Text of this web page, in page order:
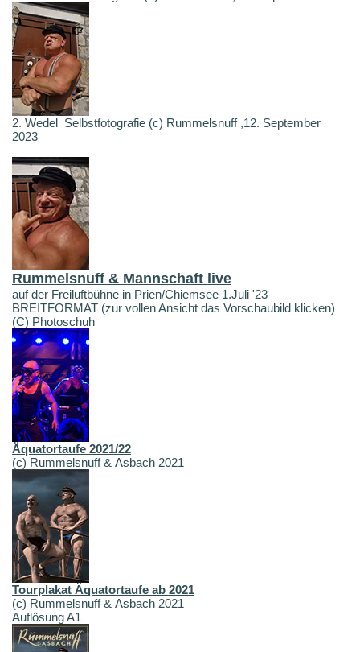
2. Wedel Selbstfotografie (c) Rummelsnuff ,12. September
2023
Rummelsnuff & Mannschaft live
auf der Freiluftbühne in Prien/Chiemsee 1.Juli '23
BREITFORMAT (zur vollen Ansicht das Vorschaubild klicken)
(C) Photoschuh
Äquatortaufe 2021/22
(c) Rummelsnuff & Asbach 2021
Tourplakat Äquatortaufe ab 2021
(c) Rummelsnuff & Asbach 2021
Auflösung A1